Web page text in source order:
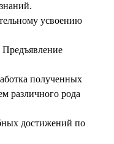
усвоению
полученных
различного рода
достижений по